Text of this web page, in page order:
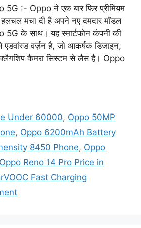
:- Oppo ने एक बार फिर प्रीमियम
हलचल मचा दी है अपने नए दमदार मॉडल
के साथ। यह स्मार्टफोन कंपनी की
वर्ज़न है, जो आकर्षक डिजाइन,
कैमरा सिस्टम से लैस है। Oppo
Under 60000, Oppo 50MP
, Oppo 6200mAh Battery
8450 Phone, Oppo
Oppo Reno 14 Pro Price in
Fast Charging